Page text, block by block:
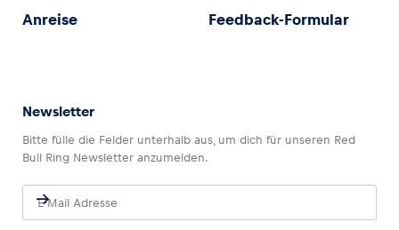
Anreise Feedback-Formular
Newsletter
Bitte fülle die Felder unterhalb aus, um dich für unseren Red
Bull Ring Newsletter anzumelden.